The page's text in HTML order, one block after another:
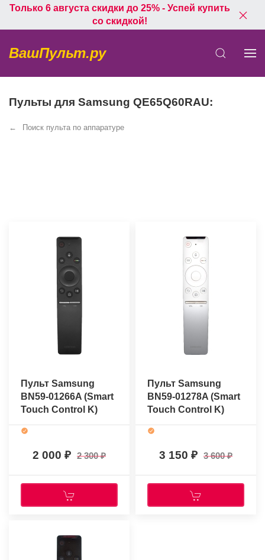
Только 6 августа скидки до 25% - Успей купить
со скидкой!
ВашПульт.ру
Пульты для Samsung QE65Q60RAU:
Поиск пульта по аппаратуре
Пульт Samsung
BN59-01266A (Smart
Touch Control K)
(оригинальный)
2 000 2 300
Пульт Samsung
BN59-01278A (Smart
Touch Control K)
(оригинальный)
3 150 3 600